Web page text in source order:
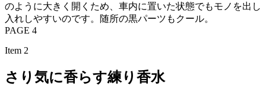
のように大きく開くため、車内に置いた状態でもモノを出し
入れしやすいのです。随所の黒パーツもクール。
PAGE 4
Item 2
さり気に香らす練り香水